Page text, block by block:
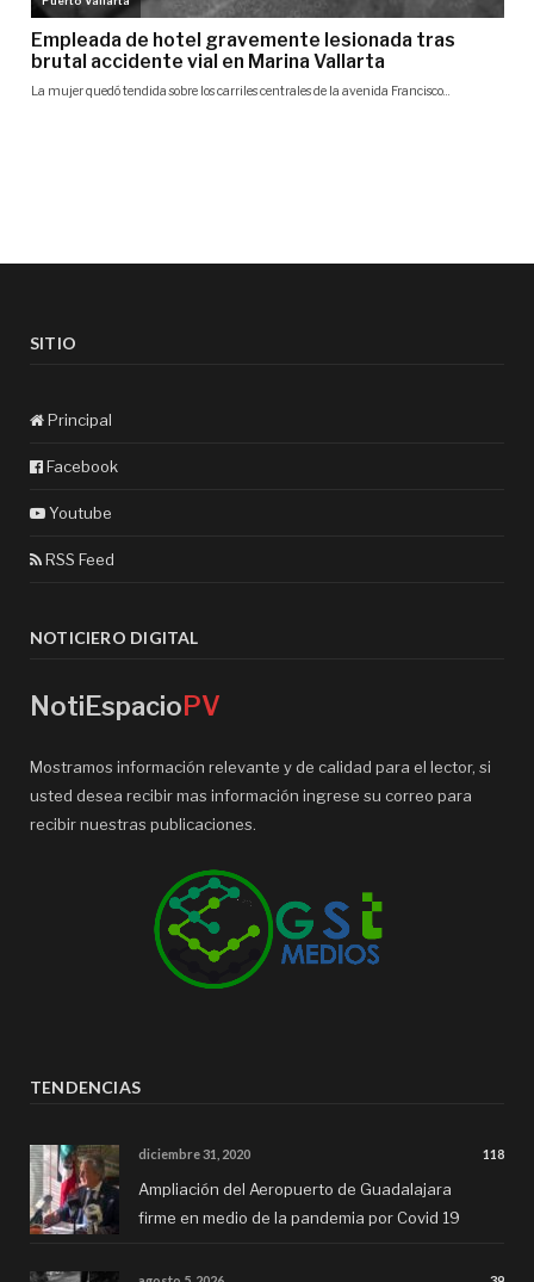
SITIO
Principal
Facebook
Youtube
RSS Feed
NOTICIERO DIGITAL
NotiEspacioPV
Mostramos información relevante y de calidad para el lector, si
usted desea recibir mas información ingrese su correo para
recibir nuestras publicaciones.
TENDENCIAS
diciembre 31, 2020 118
Ampliación del Aeropuerto de Guadalajara
firme en medio de la pandemia por Covid 19